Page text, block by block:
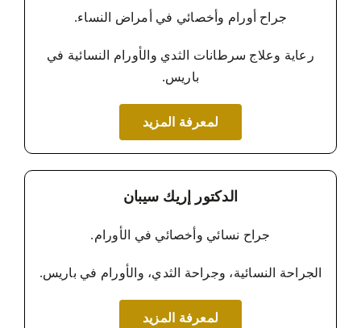
جراح أورام وأخصائي في أمراض النساء.
رعاية وعلاج سرطانات الثدي والأورام النسائية في
باريس.
لمعرفة المزيد
الدكتور إريك سيبان
جراح نسائي وأخصائي في الأورام.
الجراحة النسائية، وجراحة الثدي، والأورام في باريس.
لمعرفة المزيد